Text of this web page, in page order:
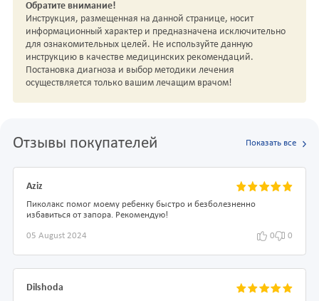
Обратите внимание!
Инструкция, размещенная на данной странице, носит
информационный характер и предназначена исключительно
для ознакомительных целей. Не используйте данную
инструкцию в качестве медицинских рекомендаций.
Постановка диагноза и выбор методики лечения
осуществляется только вашим лечащим врачом!
Отзывы покупателей Показать все
Aziz
Пиколакс помог моему ребенку быстро и безболезненно
избавиться от запора. Рекомендую!
05 August 2024 0 0
Dilshoda